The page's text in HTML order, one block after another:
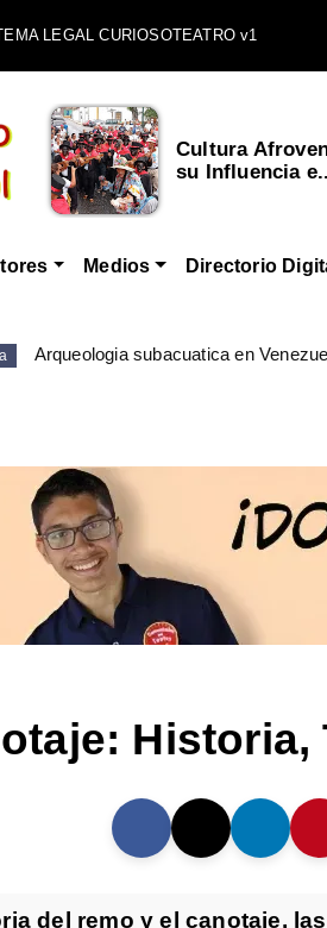
LEGAL CURIOSOTEATRO v1
Cultura
su Influencia
Medios Directorio
Arqueologia subacuatica en
del remo y el canotaje,